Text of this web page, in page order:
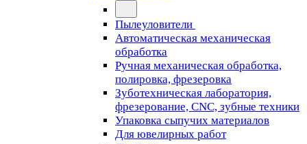
Пылеуловители
Автоматическая механическая
обработка
Ручная механическая обработка,
полировка, фрезеровка
Зуботехническая лаборатория,
фрезерование, CNC, зубные техники
Упаковка сыпучих материалов
Для ювелирных работ